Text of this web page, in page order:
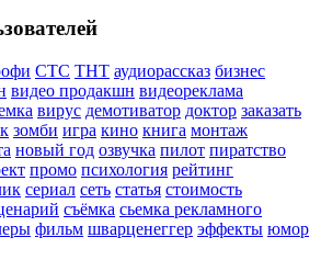
СТС ТНТ аудиорассказ бизнес
видео продакшн видеореклама
вирус демотиватор доктор заказать
зомби игра кино книга монтаж
новый год озвучка пилот пиратство
промо психология рейтинг
сериал сеть статья стоимость
съёмка сьемка рекламного
фильм шварценеггер эффекты юмор